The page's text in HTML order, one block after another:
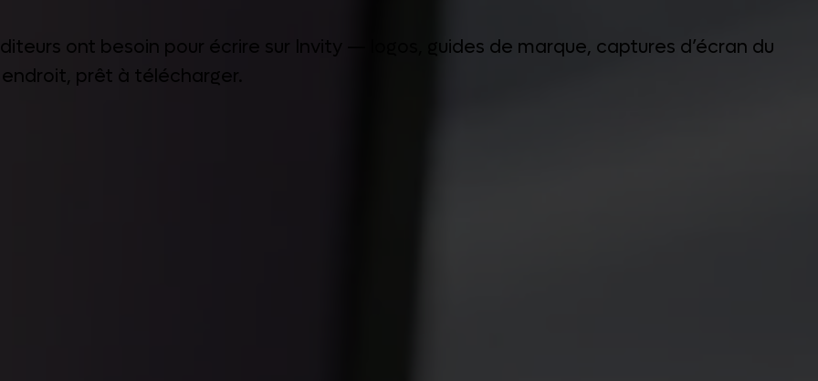
ont besoin pour écrire sur Invity — logos, guides de marque, captures d’écran du
prêt à télécharger.